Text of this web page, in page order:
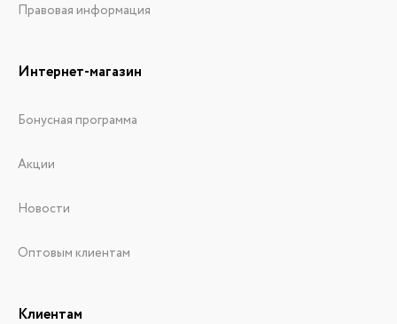
Правовая информация
Интернет-магазин
Бонусная программа
Акции
Новости
Оптовым клиентам
Клиентам